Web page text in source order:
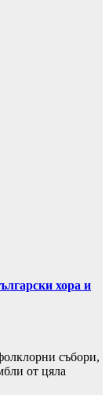
хора и
събори,
от цяла